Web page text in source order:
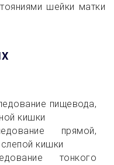
шейки матки
пищевода,
кишки
прямой,
кишки
тонкого